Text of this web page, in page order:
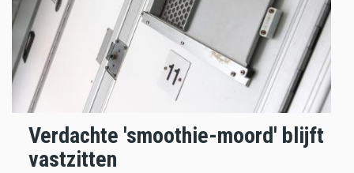
Verdachte 'smoothie-moord' blijft
vastzitten